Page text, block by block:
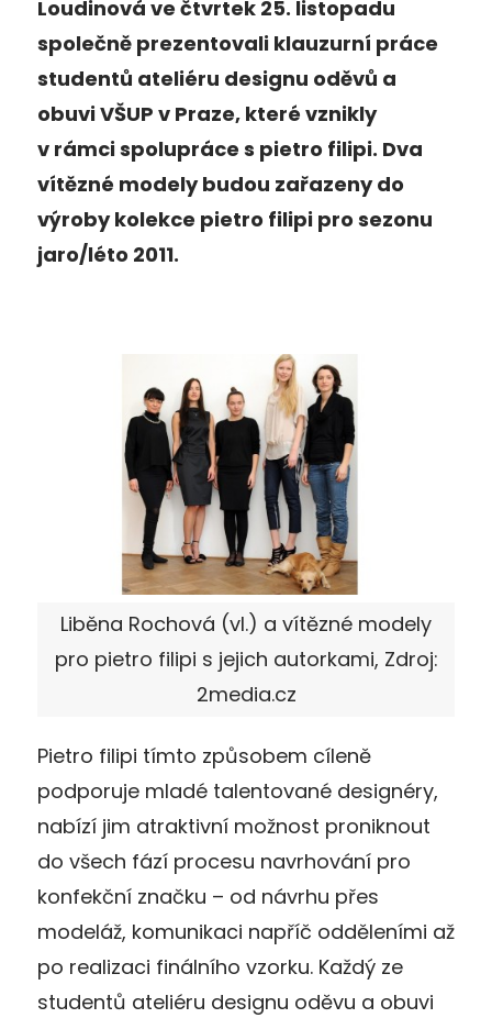
Loudinová ve čtvrtek 25. listopadu
společně prezentovali klauzurní práce
studentů ateliéru designu oděvů a
obuvi VŠUP v Praze, které vznikly
v rámci spolupráce s pietro filipi. Dva
vítězné modely budou zařazeny do
výroby kolekce pietro filipi pro sezonu
jaro/léto 2011.
Liběna Rochová (vl.) a vítězné modely
pro pietro filipi s jejich autorkami, Zdroj:
2media.cz
Pietro filipi tímto způsobem cíleně
podporuje mladé talentované designéry,
nabízí jim atraktivní možnost proniknout
do všech fází procesu navrhování pro
konfekční značku – od návrhu přes
modeláž, komunikaci napříč odděleními až
po realizaci finálního vzorku. Každý ze
studentů ateliéru designu oděvu a obuvi